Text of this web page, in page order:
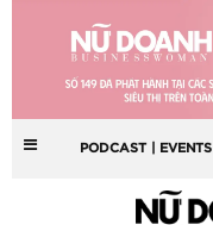
PODCAST | EVENTS